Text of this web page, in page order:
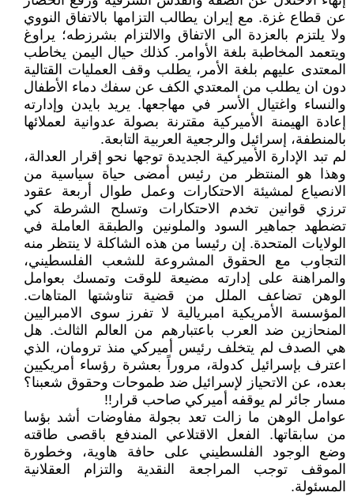
عن قطاع غزة. مع إيران يطالب التزامها بالاتفاق النووي
ولا يلتزم بالعزدة الى الاتفاق والالتزام بشرزطه؛ يراوغ
ويتعمد المخاطبة بلغة الأوامر. كذلك حيال اليمن يخاطب
المعتدى عليهم بلغة الأمر، يطلب وقف العمليات القتالية
دون ان يطلب من المعتدي الكف عن سفك دماء الأطفال
والنساء واغتيال الأسر في مهاجعها. يريد بايدن وإدارته
إعادة الهيمنة الأميركية مقترنة بصولة عدوانية لعملائها
بالمنطفة، إسرائيل والرجعية العربية التابعة.
لم تبد الإدارة الأميركية الجديدة توجها نحو إقرار العدالة،
وهذا هو المنتظر من رئيس أمضى حياة سياسية من
الانصياع لمشيئة الاحتكارات وعمل طوال أربعة عقود
ترزي قوانين تخدم الاحتكارات وتسلح الشرطة كي
تضطهد جماهير السود والملونين والطبقة العاملة في
الولايات المتحدة. إن رئيسا من هذه الشاكلة لا ينتظر منه
التجاوب مع الحقوق المشروعة للشعب الفلسطيني،
والمراهنة على إدارته مضيعة للوقت وتمسك بعوامل
الوهن تضاعف الملل من قضية تناوشتها المتاهات.
المؤسسة الأمريكية امبريالية لا تفرز سوى الامبراليين
المنحازين ضد العرب باعتبارهم من العالم الثالث. هل
هي الصدف لم يتخلف رئيس أميركي منذ ترومان، الذي
اعترف بإسرائيل كدولة، مروراً بعشرة رؤساء أمريكيين
بعده، عن الاتحياز لإسرائيل ضد طموحات وحقوق شعبنا؟
مسار جائر لم يوقفه أميركي صاحب قرار!!
عوامل الوهن ما زالت تعد بجولة مفاوضات أشد بؤسا
من سابقاتها. الفعل الاقتلاعي المندفع باقصى طاقته
وضع الوجود الفلسطيني على حافة هاوية، وخطورة
الموقف توجب المراجعة النقدية والتزام العقلانية
المسئولة.